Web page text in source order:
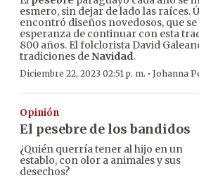
esmero, sin dejar de lado las raíces.
encontró diseños novedosos, que
esperanza de continuar con esta
800 años. El folclorista David
tradiciones deNavidad.
Diciembre 22, 2023 02:51 p. m. · Johanna
Opinión
El pesebre de los bandidos
¿Quién querría tener al hijo en un
establo, con olor a animales y sus
desechos?